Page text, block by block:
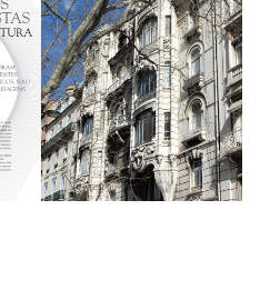
STIHL
encerra 2025
com faturação
acima dos 5,4
mil milhões e
acelera